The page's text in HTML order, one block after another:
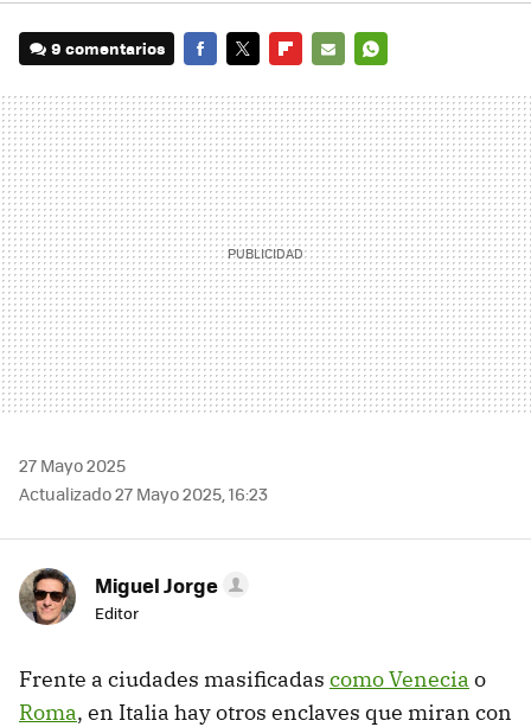
9 comentarios
MAIL
27 Mayo 2025
Actualizado 27 Mayo 2025, 16:23
Miguel Jorge
Editor
Frente a ciudades masificadas como Venecia o
Roma, en Italia hay otros enclaves que miran con